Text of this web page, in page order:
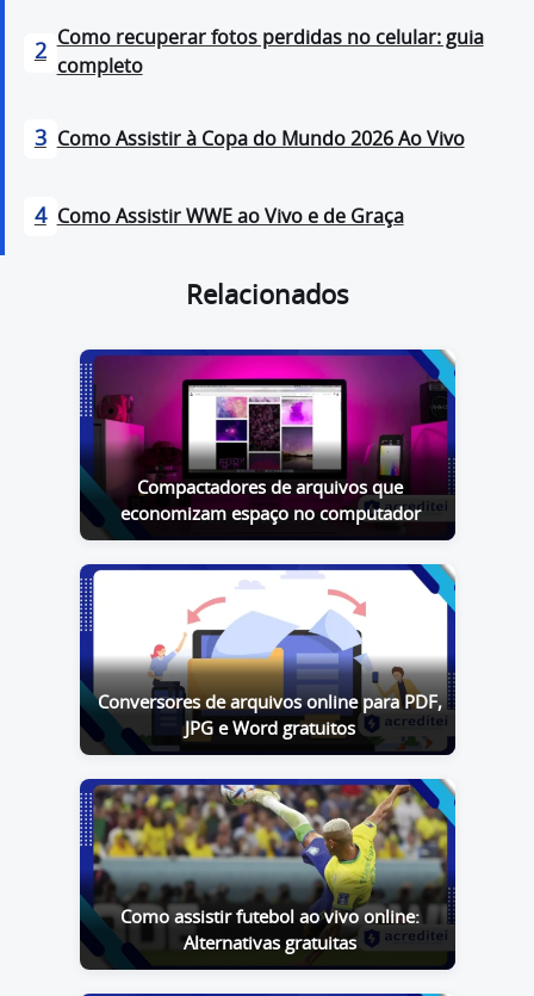
2
Como recuperar fotos perdidas no celular: guia
completo
3 Como Assistir à Copa do Mundo 2026 Ao Vivo
4 Como Assistir WWE ao Vivo e de Graça
Relacionados
Compactadores de arquivos que
economizam espaço no computador
Conversores de arquivos online para PDF,
JPG e Word gratuitos
Como assistir futebol ao vivo online:
Alternativas gratuitas